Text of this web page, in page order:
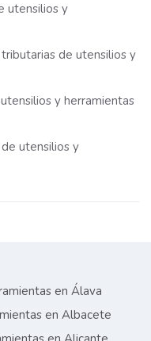
utensilios y
de utensilios y
y herramientas
utensilios y
en Álava
en Albacete